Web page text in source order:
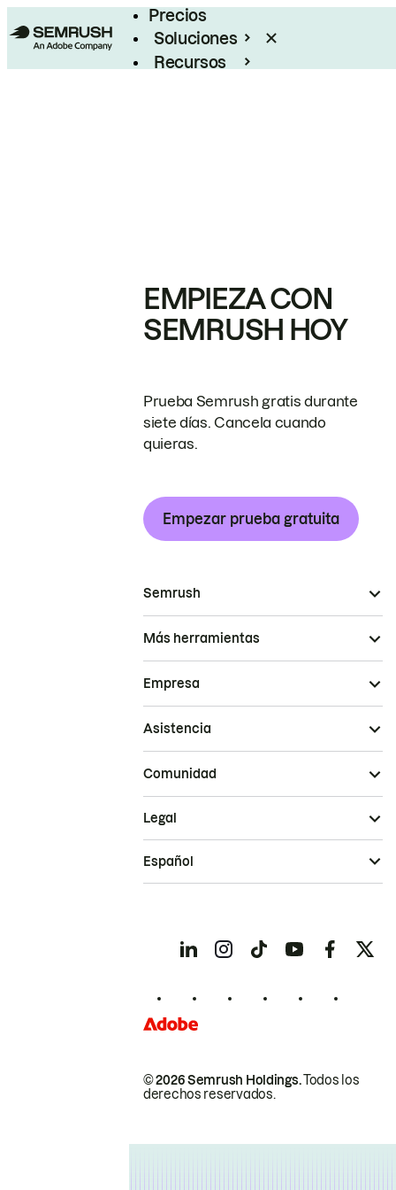
Precios
Soluciones
Recursos
EMPIEZA CON
SEMRUSH HOY
Prueba Semrush gratis durante
siete días. Cancela cuando
quieras.
Empezar prueba gratuita
Semrush
Más herramientas
Empresa
Asistencia
Comunidad
© 2026 Semrush Holdings.Todos los
derechos reservados.
Legal
Español